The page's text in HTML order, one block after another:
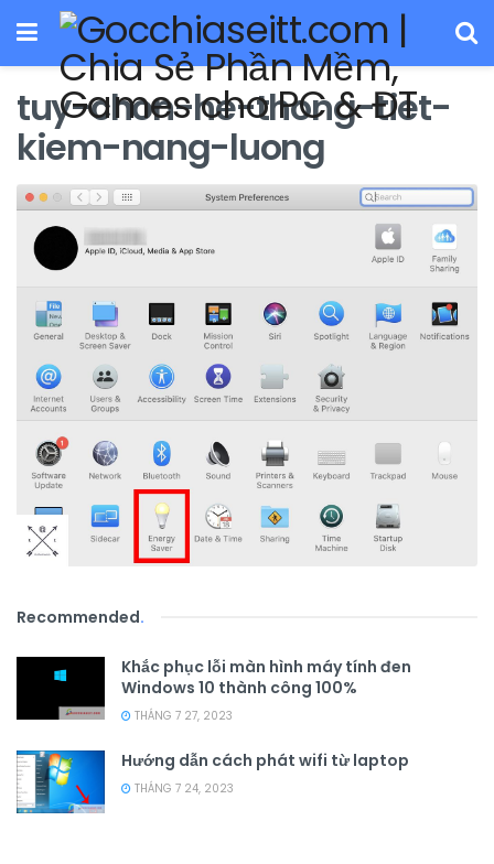
tuy-chon-he-thong-tiet-
kiem-nang-luong
Recommended.
Khắc phục lỗi màn hình máy tính đen
Windows 10 thành công 100%
THÁNG 7 27, 2023
Hướng dẫn cách phát wifi từ laptop
THÁNG 7 24, 2023